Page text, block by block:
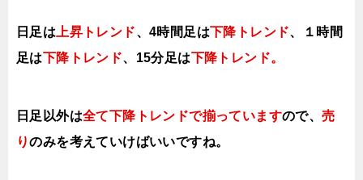
日足は 上昇トレンド、4時間足は下降トレンド、１時間
足は下降トレンド、15分足は下降ト レンド。
日足以外は全て下降トレンドで揃っていますので、売
りのみを考えていけばいいですね。